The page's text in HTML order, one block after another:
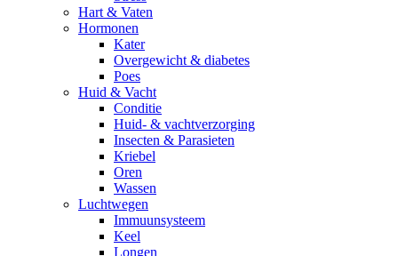
Hart & Vaten
Hormonen
Kater
Overgewicht & diabetes
Poes
Huid & Vacht
Conditie
Huid- & vachtverzorging
Insecten & Parasieten
Kriebel
Oren
Wassen
Luchtwegen
Immuunsysteem
Keel
Longen